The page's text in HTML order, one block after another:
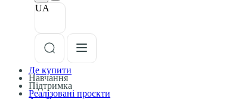
UA
Де купити
Навчання
Підтримка
Реалізовані проєкти